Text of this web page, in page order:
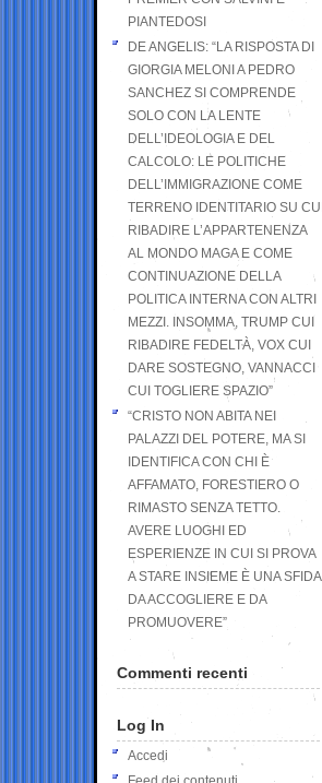
PIANTEDOSI
DE ANGELIS: “LA RISPOSTA DI
GIORGIA MELONI A PEDRO
SANCHEZ SI COMPRENDE
SOLO CON LA LENTE
DELL’IDEOLOGIA E DEL
CALCOLO: LE POLITICHE
DELL’IMMIGRAZIONE COME
TERRENO IDENTITARIO SU CUI
RIBADIRE L’APPARTENENZA
AL MONDO MAGA E COME
CONTINUAZIONE DELLA
POLITICA INTERNA CON ALTRI
MEZZI. INSOMMA, TRUMP CUI
RIBADIRE FEDELTÀ, VOX CUI
DARE SOSTEGNO, VANNACCI
CUI TOGLIERE SPAZIO”
“CRISTO NON ABITA NEI
PALAZZI DEL POTERE, MA SI
IDENTIFICA CON CHI È
AFFAMATO, FORESTIERO O
RIMASTO SENZA TETTO.
AVERE LUOGHI ED
ESPERIENZE IN CUI SI PROVA
A STARE INSIEME È UNA SFIDA
DA ACCOGLIERE E DA
PROMUOVERE”
Commenti recenti
Log In
Accedi